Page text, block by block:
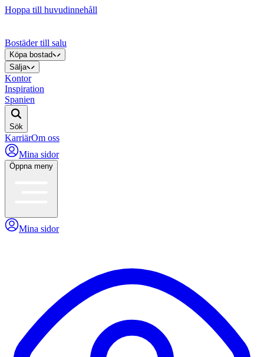
Hoppa till huvudinnehåll
Bostäder till salu
Köpa bostad
Sälja
Kontor
Inspiration
Spanien
Sök
KarriärOm oss
Mina sidor
Öppna meny
Mina sidor